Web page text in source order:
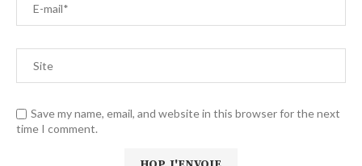
Save my name, email, and website in this browser for the next
time I comment.